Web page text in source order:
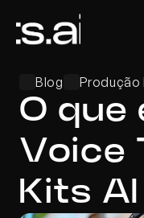
Blog Produção
O que
Voice
Kits AI